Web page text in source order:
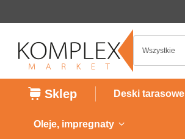
Sklep Deski tarasowe
Oleje, impregnaty